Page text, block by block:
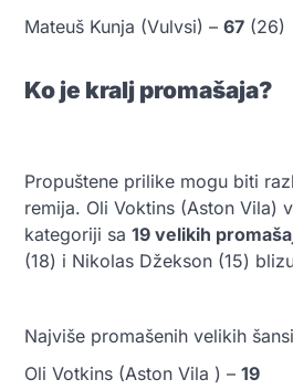
Mateuš Kunja (Vulvsi) – 67 (26)
Ko je kralj promašaja?
Propuštene prilike mogu biti
remija. Oli Voktins (Aston Vila)
kategoriji sa 19 velikih
(18) i Nikolas Džekson (15)
Najviše promašenih velikih
Oli Votkins (Aston Vila ) – 19